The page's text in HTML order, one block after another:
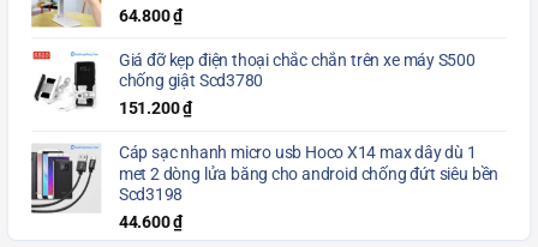
64.800₫
Giá đỡ kẹp điện thoại chắc chắn trên xe máy S500
chống giật Scd3780
151.200₫
Cáp sạc nhanh micro usb Hoco X14 max dây dù 1
met 2 dòng lửa băng cho android chống đứt siêu bền
Scd3198
44.600₫